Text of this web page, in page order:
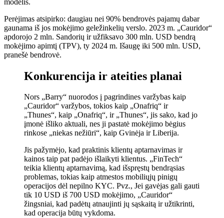
Perėjimas atsipirko: daugiau nei 90% bendrovės pajamų dabar
gaunama iš jos mokėjimo geležinkelių verslo. 2023 m. „Cauridor“
apdorojo 2 mln. Sandorių ir užfiksavo 300 mln. USD bendrą
mokėjimo apimtį (TPV), ty 2024 m. Išaugę iki 500 mln. USD,
pranešė bendrovė.
Konkurencija ir ateities planai
Nors „Barry“ nuorodos į pagrindines varžybas kaip
„Cauridor“ varžybos, tokios kaip „Onafriq“ ir
„Thunes“, kaip „Onafriq“, ir „Thunes“, jis sako, kad jo
įmonė išliko aktuali, nes ji pastatė mokėjimo bėgius
rinkose „niekas nežiūri“, kaip Gvinėja ir Liberija.
Jis pažymėjo, kad praktinis klientų aptarnavimas ir
kainos taip pat padėjo išlaikyti klientus. „FinTech“
teikia klientų aptarnavimą, kad išspręstų bendrąsias
problemas, tokias kaip atmestos mobiliųjų pinigų
operacijos dėl nepilno KYC. Pvz., Jei gavėjas gali gauti
tik 10 USD iš 700 USD mokėjimo, „Cauridor“
žingsniai, kad padėtų atnaujinti jų sąskaitą ir užtikrinti,
kad operacija būtų vykdoma.